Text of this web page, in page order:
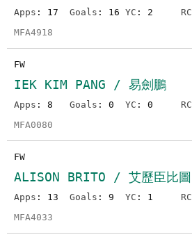
Apps : 17 Goals : 16 YC : 2 RC
MFA4918
FW
IEK KIM PANG / 易劍鵬
Apps : 8 Goals : 0 YC : 0 RC
MFA0080
FW
ALISON BRITO / 艾歷臣比圖
Apps : 13 Goals : 9 YC : 1 RC
MFA4033